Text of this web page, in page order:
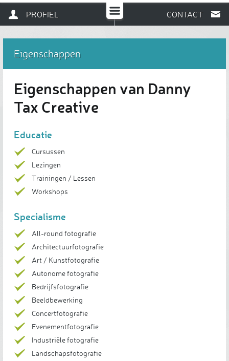
PROFIEL CONTACT
Eigenschappen
Eigenschappen van Danny
Tax Creative
Educatie
Cursussen
Lezingen
Trainingen / Lessen
Workshops
Specialisme
All-round fotografie
Architectuurfotografie
Art / Kunstfotografie
Autonome fotografie
Bedrijfsfotografie
Beeldbewerking
Concertfotografie
Evenementfotografie
Industriële fotografie
Landschapsfotografie